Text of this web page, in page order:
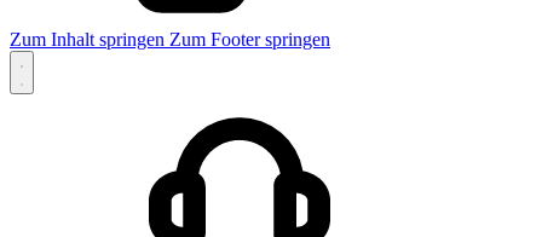
Zum Inhalt springen Zum Footer springen